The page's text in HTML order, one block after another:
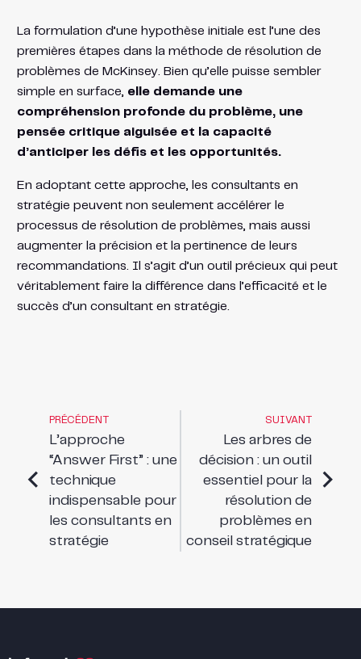
La formulation d’une hypothèse initiale est l’une des
premières étapes dans la méthode de résolution de
problèmes de McKinsey. Bien qu’elle puisse sembler
simple en surface, elle demande une
compréhension profonde du problème, une
pensée critique aiguisée et la capacité
d’anticiper les défis et les opportunités.
En adoptant cette approche, les consultants en
stratégie peuvent non seulement accélérer le
processus de résolution de problèmes, mais aussi
augmenter la précision et la pertinence de leurs
recommandations. Il s’agit d’un outil précieux qui peut
véritablement faire la différence dans l’efficacité et le
succès d’un consultant en stratégie.
PRÉCÉDENT
L’approche
“Answer First” : une
technique
indispensable pour
les consultants en
stratégie
SUIVANT
Les arbres de
décision : un outil
essentiel pour la
résolution de
problèmes en
conseil stratégique